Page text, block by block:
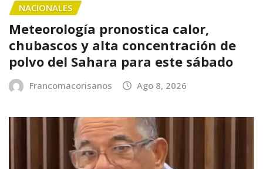
NACIONALES
Meteorología pronostica calor,
chubascos y alta concentración de
polvo del Sahara para este sábado
Francomacorisanos Ago 8, 2026